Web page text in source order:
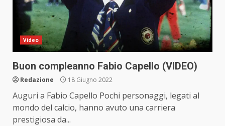
Video
Buon compleanno Fabio Capello (VIDEO)
Redazione 18 Giugno 2022
Auguri a Fabio Capello Pochi personaggi, legati al
mondo del calcio, hanno avuto una carriera
prestigiosa da...